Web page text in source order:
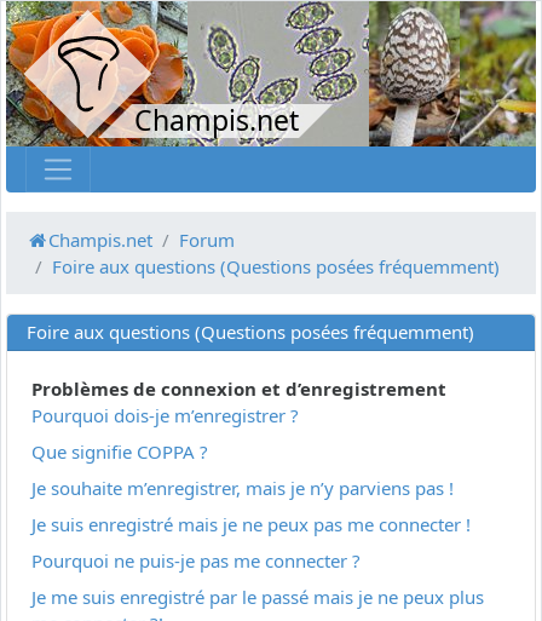
Champis.net
Champis.net
Forum
Foire aux questions (Questions posées fréquemment)
Foire aux questions (Questions posées fréquemment)
Problèmes de connexion et d’enregistrement
Pourquoi dois-je m’enregistrer ?
Que signifie COPPA ?
Je souhaite m’enregistrer, mais je n’y parviens pas !
Je suis enregistré mais je ne peux pas me connecter !
Pourquoi ne puis-je pas me connecter ?
Je me suis enregistré par le passé mais je ne peux plus